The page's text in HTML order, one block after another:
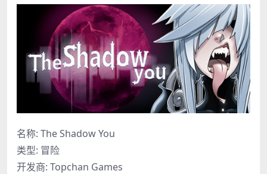
名称: The Shadow You
类型: 冒险
开发商: Topchan Games